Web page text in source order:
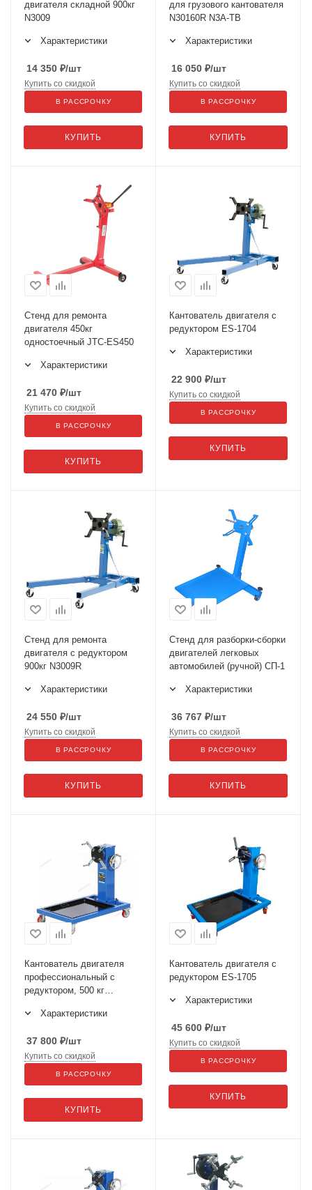
двигателя складной 900кг
N3009
Характеристики
14 350 ₽/шт
КУПИТЬ
Купить со скидкой
В РАССРОЧКУ
для грузового кантователя
N30160R N3A-TB
Характеристики
16 050 ₽/шт
КУПИТЬ
Купить со скидкой
В РАССРОЧКУ
Стенд для ремонта
двигателя 450кг
одностоечный JTC-ES450
Характеристики
21 470 ₽/шт
КУПИТЬ
Купить со скидкой
В РАССРОЧКУ
Кантователь двигателя с
редуктором ES-1704
Характеристики
22 900 ₽/шт
КУПИТЬ
Купить со скидкой
В РАССРОЧКУ
Стенд для ремонта
двигателя с редуктором
900кг N3009R
Характеристики
24 550 ₽/шт
КУПИТЬ
Купить со скидкой
В РАССРОЧКУ
Стенд для разборки-сборки
двигателей легковых
автомобилей (ручной) СП-1
Характеристики
36 767 ₽/шт
КУПИТЬ
Купить со скидкой
В РАССРОЧКУ
Кантователь двигателя
профессиональный с
редуктором, 500 кг
Характеристики
37 800 ₽/шт
КУПИТЬ
Купить со скидкой
В РАССРОЧКУ
Кантователь двигателя с
редуктором ES-1705
Характеристики
45 600 ₽/шт
КУПИТЬ
Купить со скидкой
В РАССРОЧКУ